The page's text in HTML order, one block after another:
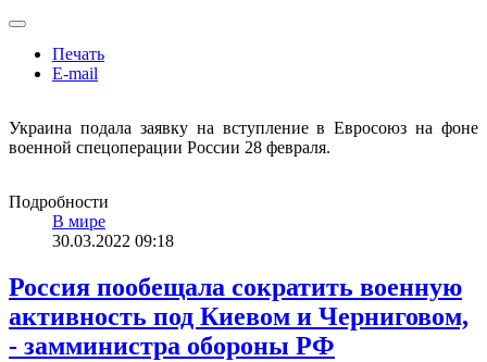
Печать
E-mail
Украина подала заявку на вступление в Евросоюз на фоне
военной спецоперации России 28 февраля.
Подробности
В мире
30.03.2022 09:18
Россия пообещала сократить военную
активность под Киевом и Черниговом,
- замминистра обороны РФ